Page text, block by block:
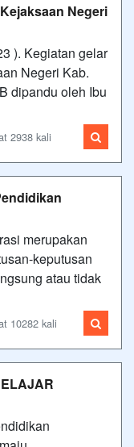
Negeri
). Kegiatan gelar
Negeri Kab.
dipandu oleh Ibu
2938 kali
merupakan
keputusan
atau tidak
10282 kali